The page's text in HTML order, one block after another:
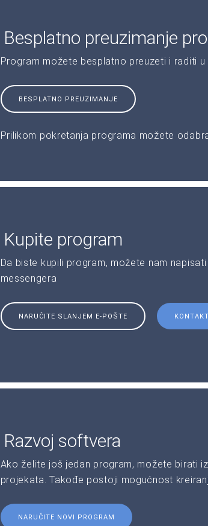
Besplatno preuzimanje
Program možete besplatno preuzeti i raditi
BESPLATNO PREUZIMANJE
Prilikom pokretanja programa možete
Kupite program
Da biste kupili program, možete nam
messengera
NARUČITE SLANJEM E-POŠTE
Razvoj softvera
Ako želite još jedan program, možete birati
projekata. Takođe postoji mogućnost
NARUČITE NOVI PROGRAM